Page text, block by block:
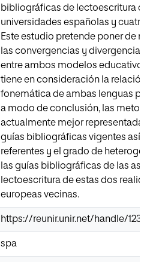
bibliográficas de lectoescritura
universidades españolas y
Este estudio pretende poner de
las convergencias y
entre ambos modelos
tiene en consideración la
fonemática de ambas lenguas
a modo de conclusión, las
actualmente mejor
guías bibliográficas vigentes así
referentes y el grado de
las guías bibliográficas de las
lectoescritura de estas dos
europeas vecinas.
https://reunir.unir.net/handle/
spa